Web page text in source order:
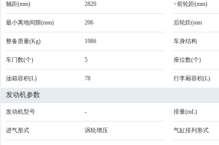
轴距(mm) 2820 >前轮距(mm)
最小离地间隙(mm) 206 后轮距(mm
整备质量(Kg) 1986 车身结构
车门数(个) 5 座位数(个)
油箱容积(L) 78 行李厢容积(L)
发动机参数
发动机型号 - 排量(mL)
进气形式 涡轮增压 气缸排列形式